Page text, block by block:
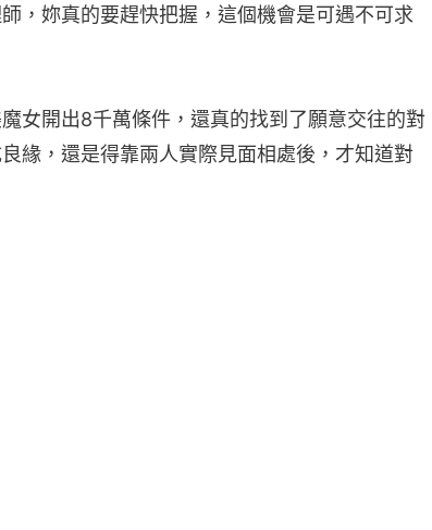
，妳真的要趕快把握，這個機會是可遇不可求
女開出8千萬條件，還真的找到了願意交往的對
緣，還是得靠兩人實際見面相處後，才知道對